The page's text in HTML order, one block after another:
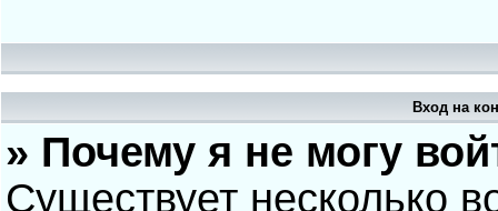
Вход на
» Почему я не могу
Существует несколько